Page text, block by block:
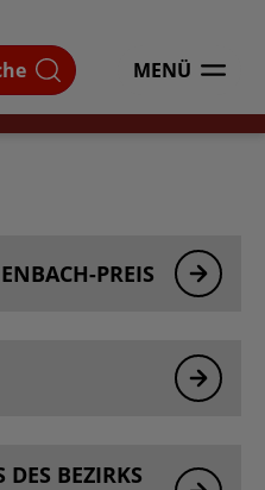
MENÜ
PREIS
BEZIRKS M